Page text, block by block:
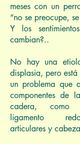
meses con un
“no se preocupe,
Y los
cambian?..
No hay una
displasia, pero
un problema que
componentes de
cadera, como
ligamento
articulares y